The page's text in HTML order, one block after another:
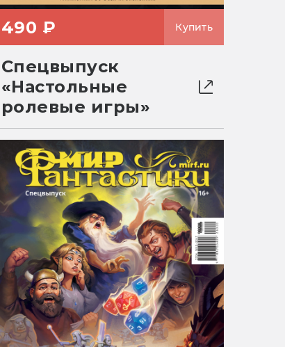
490 ₽ Купить
Спецвыпуск
«Настольные
ролевые игры»